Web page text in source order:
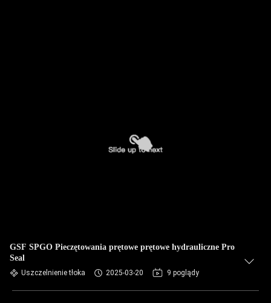
GSF SPGO Pieczętowania prętowe prętowe hydrauliczne Pro
Seal
Uszczelnienie tłoka 2025-03-20 9 poglądy